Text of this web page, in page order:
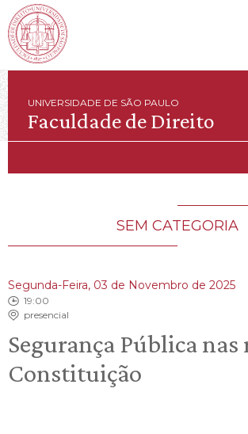
UNIVERSIDADE DE SÃO PAULO
Faculdade de Direito
SEM CATEGORIA
Segunda-Feira, 03 de Novembro de 2025
19:00
presencial
Segurança Pública nas
Constituição